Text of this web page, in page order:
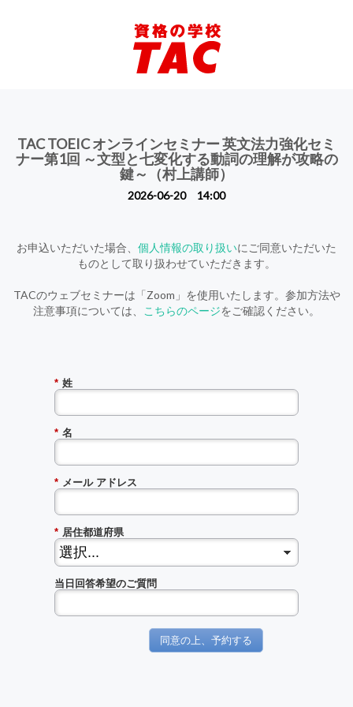
TAC TOEIC オンラインセミナー 英文法力強化セミ
ナー第1回 ～文型と七変化する動詞の理解が攻略の
鍵～（村上講師）
2026-06-20 14:00
お申込いただいた場合、 個人情報の取り扱いにご同意いただいた
ものとして取り扱わせていただきます。
TACのウェブセミナーは「Zoom」を使用いたします。参加方法や
注意事項については、
こちらのページをご確認ください。
* 姓
* 名
* メール アドレス
* 居住都道府県
当日回答希望のご質問
同意の上、予約する